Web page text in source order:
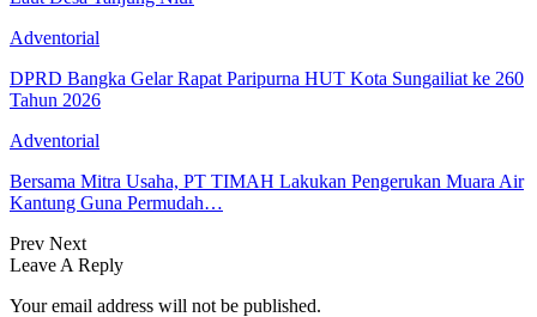
Adventorial
DPRD Bangka Gelar Rapat Paripurna HUT Kota Sungailiat ke 260
Tahun 2026
Adventorial
Bersama Mitra Usaha, PT TIMAH Lakukan Pengerukan Muara Air
Kantung Guna Permudah…
Prev Next
Leave A Reply
Your email address will not be published.